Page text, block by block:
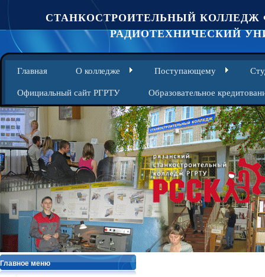
СТАНКОСТРОИТЕЛЬНЫЙ КОЛЛЕДЖ
РАДИОТЕХНИЧЕСКИЙ
Главная О колледже Поступающему
Официальный сайт РГРТУ Образовательное
Главное меню